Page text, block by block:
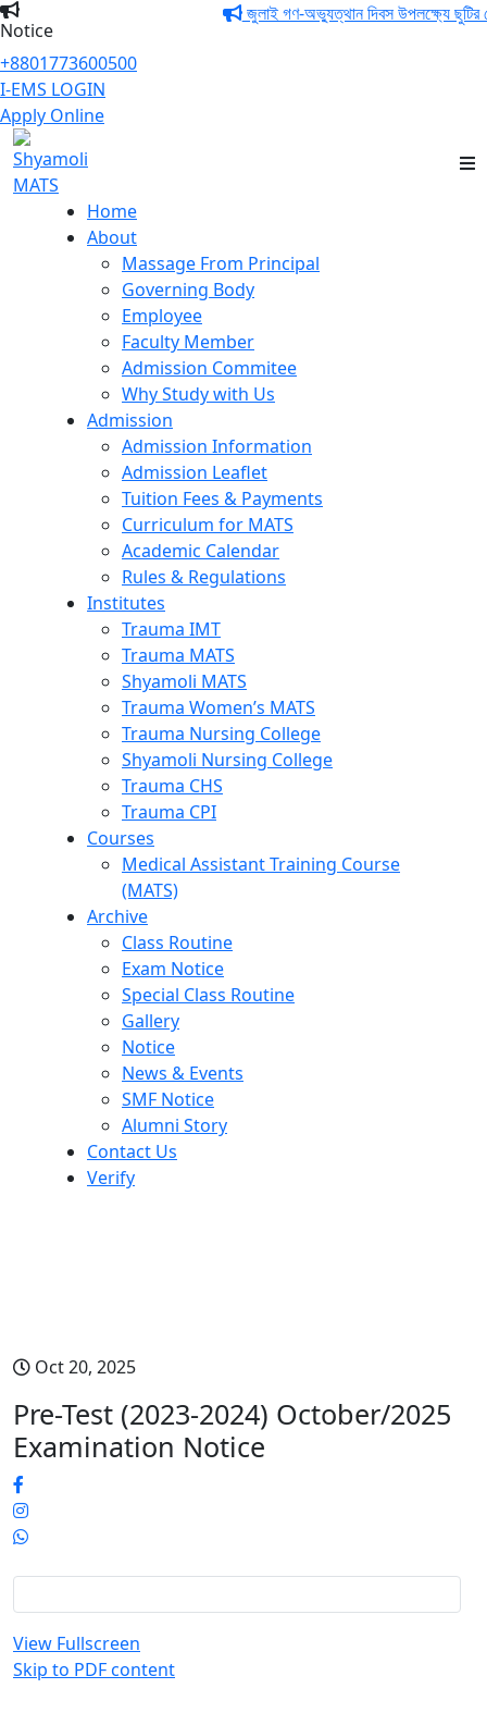
Notice
জুলাই গণ-অভ্যুত্থান দিবস উপলক্ষ্যে ছুটির
+8801773600500
I-EMS LOGIN
Apply Online
Home
About
Massage From Principal
Governing Body
Employee
Faculty Member
Admission Commitee
Why Study with Us
Admission
Admission Information
Admission Leaflet
Tuition Fees & Payments
Curriculum for MATS
Academic Calendar
Rules & Regulations
Institutes
Trauma IMT
Trauma MATS
Shyamoli MATS
Trauma Women’s MATS
Trauma Nursing College
Shyamoli Nursing College
Trauma CHS
Trauma CPI
Courses
Medical Assistant Training Course
(MATS)
Archive
Class Routine
Exam Notice
Special Class Routine
Gallery
Notice
News & Events
SMF Notice
Alumni Story
Contact Us
Verify
Oct 20, 2025
Pre-Test (2023-2024) October/2025
Examination Notice
View Fullscreen
Skip to PDF content